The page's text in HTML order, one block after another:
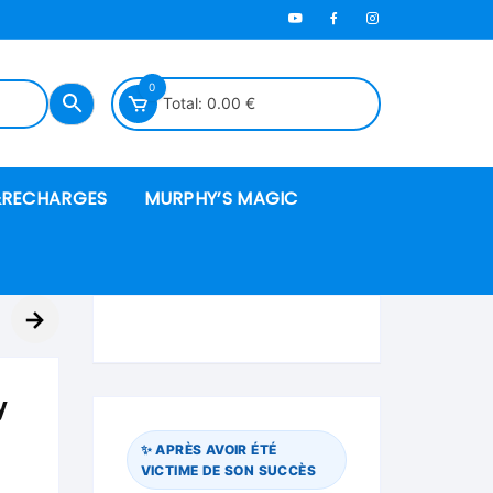
0
Total: 0.00 €
MURPHY’S MAGIC
→
✨ APRÈS AVOIR ÉTÉ
VICTIME DE SON SUCCÈS